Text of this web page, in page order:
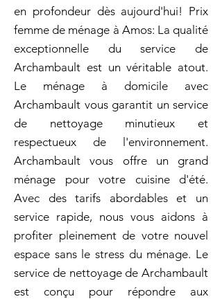
en profondeur dès aujourd'hui! Prix
femme de ménage à Amos: La qualité
exceptionnelle du service de
Archambault est un véritable atout.
Le ménage à domicile avec
Archambault vous garantit un service
de nettoyage minutieux et
respectueux de l'environnement.
Archambault vous offre un grand
ménage pour votre cuisine d'été.
Avec des tarifs abordables et un
service rapide, nous vous aidons à
profiter pleinement de votre nouvel
espace sans le stress du ménage. Le
service de nettoyage de Archambault
est conçu pour répondre aux